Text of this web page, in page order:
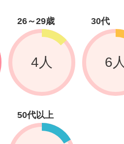
26～29歳
4人
30代
6人
50代以上